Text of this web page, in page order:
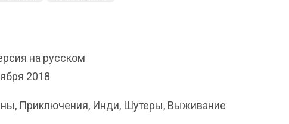
на русском
2018
Приключения, Инди, Шутеры, Выживание